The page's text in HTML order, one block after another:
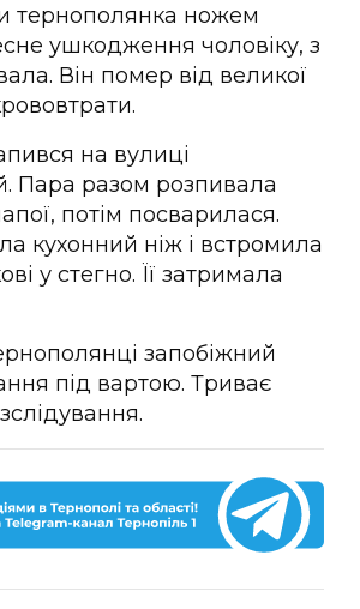
тернополянка ножем
ушкодження чоловіку, з
Він помер від великої
на вулиці
Пара разом розпивала
потім посварилася.
кухонний ніж і встромила
у стегно. Її затримала
запобіжний
під вартою. Триває